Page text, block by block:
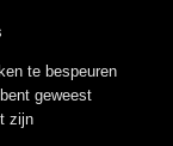
te bespeuren
geweest
zijn